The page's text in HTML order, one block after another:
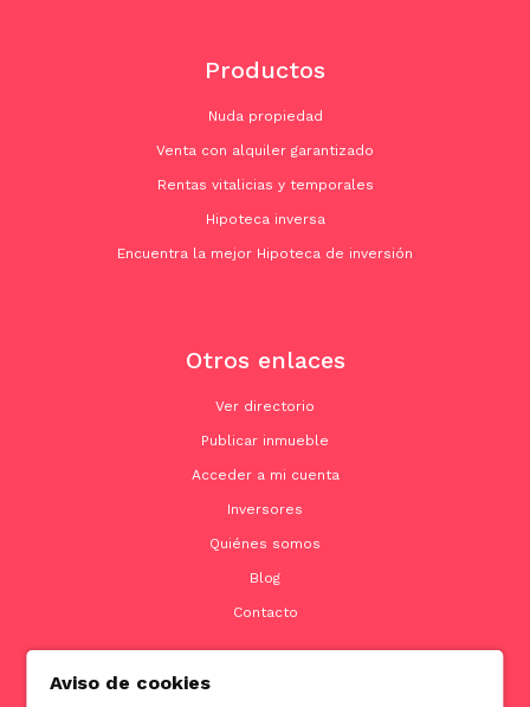
Productos
Nuda propiedad
Venta con alquiler garantizado
Rentas vitalicias y temporales
Hipoteca inversa
Encuentra la mejor Hipoteca de inversión
Otros enlaces
Ver directorio
Publicar inmueble
Acceder a mi cuenta
Inversores
Quiénes somos
Blog
Contacto
Aviso de cookies